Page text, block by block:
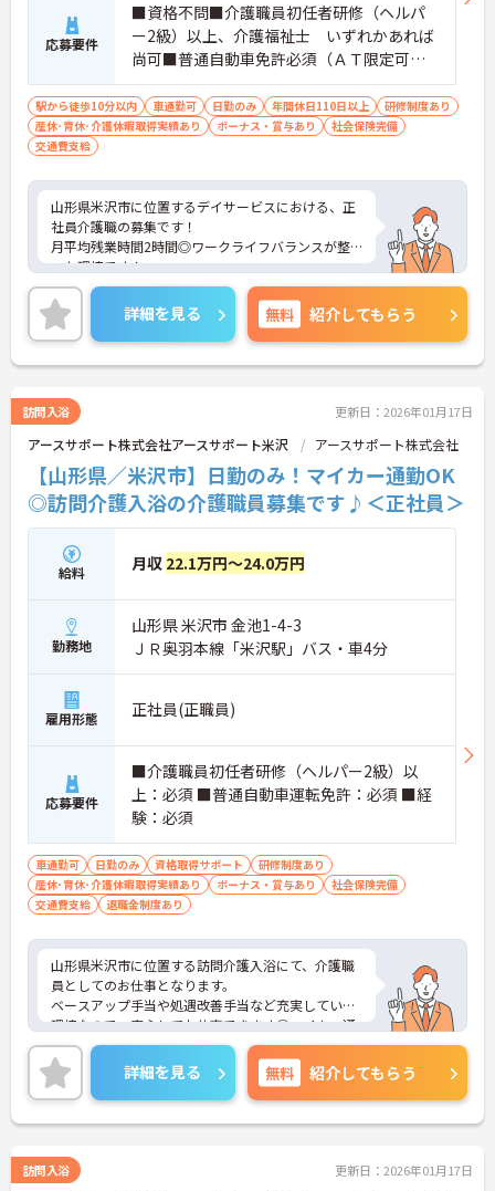
応募要件
■資格不問■介護職員初任者研修（ヘルパ
ー2級）以上、介護福祉士 いずれかあれば
尚可■普通自動車免許必須（ＡＴ限定可）
■経験不問
駅から徒歩10分以内 車通勤可 日勤のみ 年間休日110日以上
研修制度あり
産休･育休･介護休暇取得実績あり
ボーナス・賞与あり
社会保険完備
交通費支給
山形県米沢市に位置するデイサービスにおける、正
社員介護職の募集です！
月平均残業時間2時間◎ワークライフバランスが整
った環境です！
ご興味ある方には、面接対策ポイントなど、さらに
詳細をお話しいたしますのでお気軽にご相談くださ
い。
詳細を見る 無料 紹介してもらう
訪問入浴 更新日：2026年01月17日
アースサポート株式会社アースサポート米沢 アースサポート株式会社
【山形県／米沢市】日勤のみ！マイカー通勤OK
◎訪問介護入浴の介護職員募集です♪＜正社員＞
給料 月収 22.1万円～24.0万円
勤務地
山形県 米沢市 金池1-4-3
ＪＲ奥羽本線「米沢駅」バス・車4分
雇用形態 正社員(正職員)
応募要件
■介護職員初任者研修（ヘルパー2級）以
上：必須 ■普通自動車運転免許：必須 ■経
験：必須
車通勤可 日勤のみ 資格取得サポート
研修制度あり
産休･育休･介護休暇取得実績あり
ボーナス・賞与あり
社会保険完備
交通費支給
退職金制度あり
山形県米沢市に位置する訪問介護入浴にて、介護職
員としてのお仕事となります。
ベースアップ手当や処遇改善手当など充実している
環境なので、安心してお仕事できます◎マイカー通
勤可能となっており、駐車場を完備し交通費支給も
あるので、通勤の際は心配いりません！
ご興味ある方は面接ポイントをお伝えしますので、
お気軽にお問い合わせください♪
詳細を見る 無料 紹介してもらう
訪問入浴 更新日：2026年01月17日